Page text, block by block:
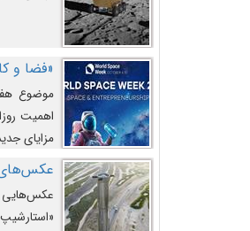
«فضا و
اهمیت
مزایای
عکس‌های
عکس‌هایی